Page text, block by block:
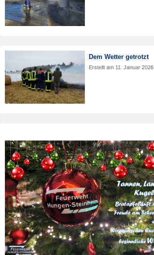
Dem Wetter getrotzt
Erstellt am 11. Januar 2026